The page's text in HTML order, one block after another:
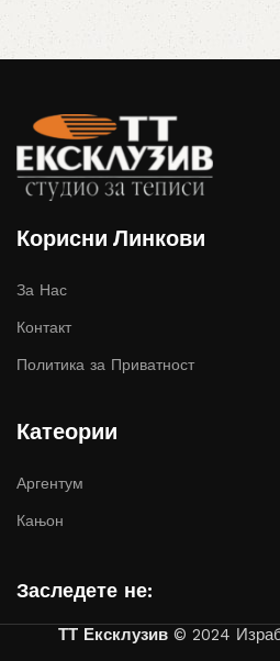
Корисни Линкови
За Нас
Контакт
Политика за Приватност
Катеории
Аргентум
Кањон
Заследете не:
ТТ Ексклузив © 2024